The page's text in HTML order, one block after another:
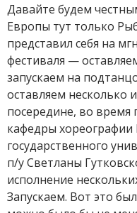
Давайте будем
Европы тут только
представил себя на
фестиваля —
запускаем на
оставляем несколько
посередине, во время
кафедры хореографии
государственного
п/у Светланы
исполнение
Запускаем. Вот это